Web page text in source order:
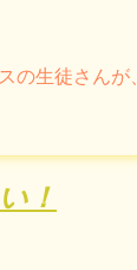
生徒さん
！